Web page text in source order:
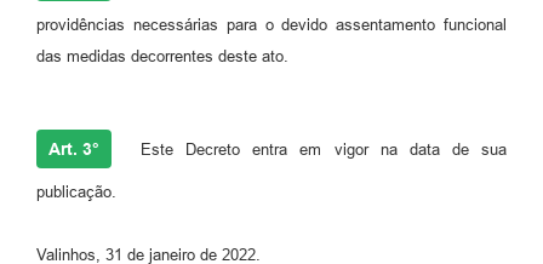
providências necessárias para o devido assentamento funcional
das medidas decorrentes deste ato.
Art. 3° Este Decreto entra em vigor na data de sua
publicação.
Valinhos, 31 de janeiro de 2022.